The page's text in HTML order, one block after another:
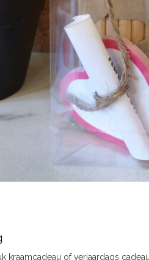
kraamcadeau of verjaardags